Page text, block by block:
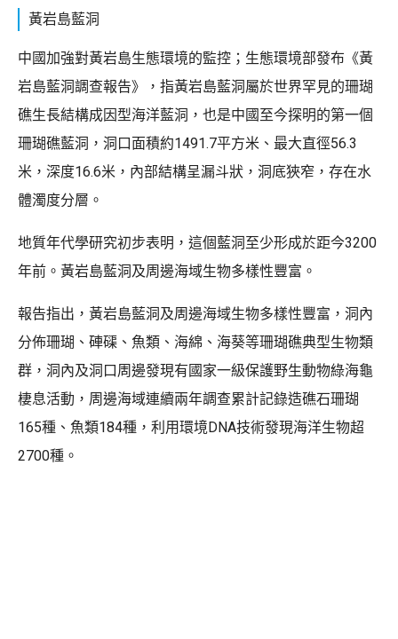
黃岩島藍洞
中國加強對黃岩島生態環境的監控；生態環境部發布《黃
岩島藍洞調查報告》，指黃岩島藍洞屬於世界罕見的珊瑚
礁生長結構成因型海洋藍洞，也是中國至今探明的第一個
珊瑚礁藍洞，洞口面積約1491.7平方米、最大直徑56.3
米，深度16.6米，內部結構呈漏斗狀，洞底狹窄，存在水
體濁度分層。
地質年代學研究初步表明，這個藍洞至少形成於距今3200
年前。黃岩島藍洞及周邊海域生物多樣性豐富。
報告指出，黃岩島藍洞及周邊海域生物多樣性豐富，洞內
分佈珊瑚、硨磲、魚類、海綿、海葵等珊瑚礁典型生物類
群，洞內及洞口周邊發現有國家一級保護野生動物綠海龜
棲息活動，周邊海域連續兩年調查累計記錄造礁石珊瑚
165種、魚類184種，利用環境DNA技術發現海洋生物超
2700種。